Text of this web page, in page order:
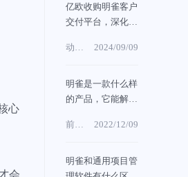
心
会
亿欧收购明雀客户
交付平台，深化研
未来业务布局
动态
2024/09/09
明雀是一款什么样
的产品，它能解决
前沿
2022/12/09
明雀和通用项目管